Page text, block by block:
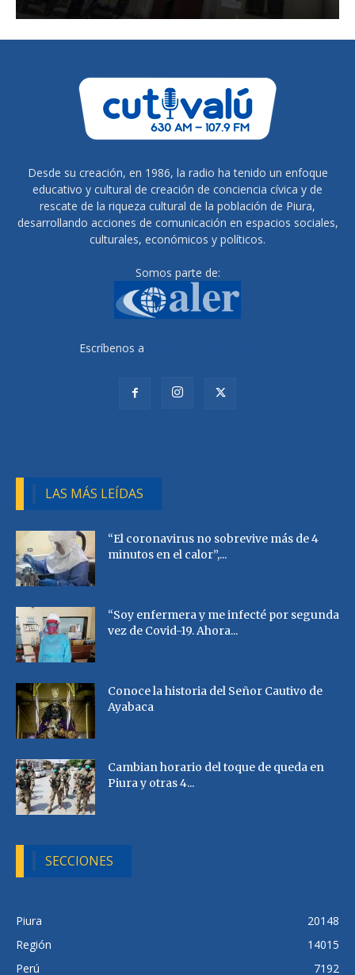
Desde su creación, en 1986, la radio ha tenido un enfoque
educativo y cultural de creación de conciencia cívica y de
rescate de la riqueza cultural de la población de Piura,
desarrollando acciones de comunicación en espacios sociales,
culturales, económicos y políticos.
Somos parte de:
Escríbenos a
LAS MÁS LEÍDAS
“El coronavirus no sobrevive más de 4
minutos en el calor”,...
“Soy enfermera y me infecté por segunda
vez de Covid-19. Ahora...
Conoce la historia del Señor Cautivo de
Ayabaca
Cambian horario del toque de queda en
Piura y otras 4...
SECCIONES
Piura
20148
Región
14015
Perú
7192